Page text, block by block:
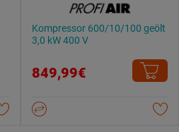
Kompressor 600/10/100 geölt
3,0 kW 400 V
849,99€